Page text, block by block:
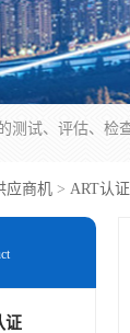
应商机 > ART认证
证